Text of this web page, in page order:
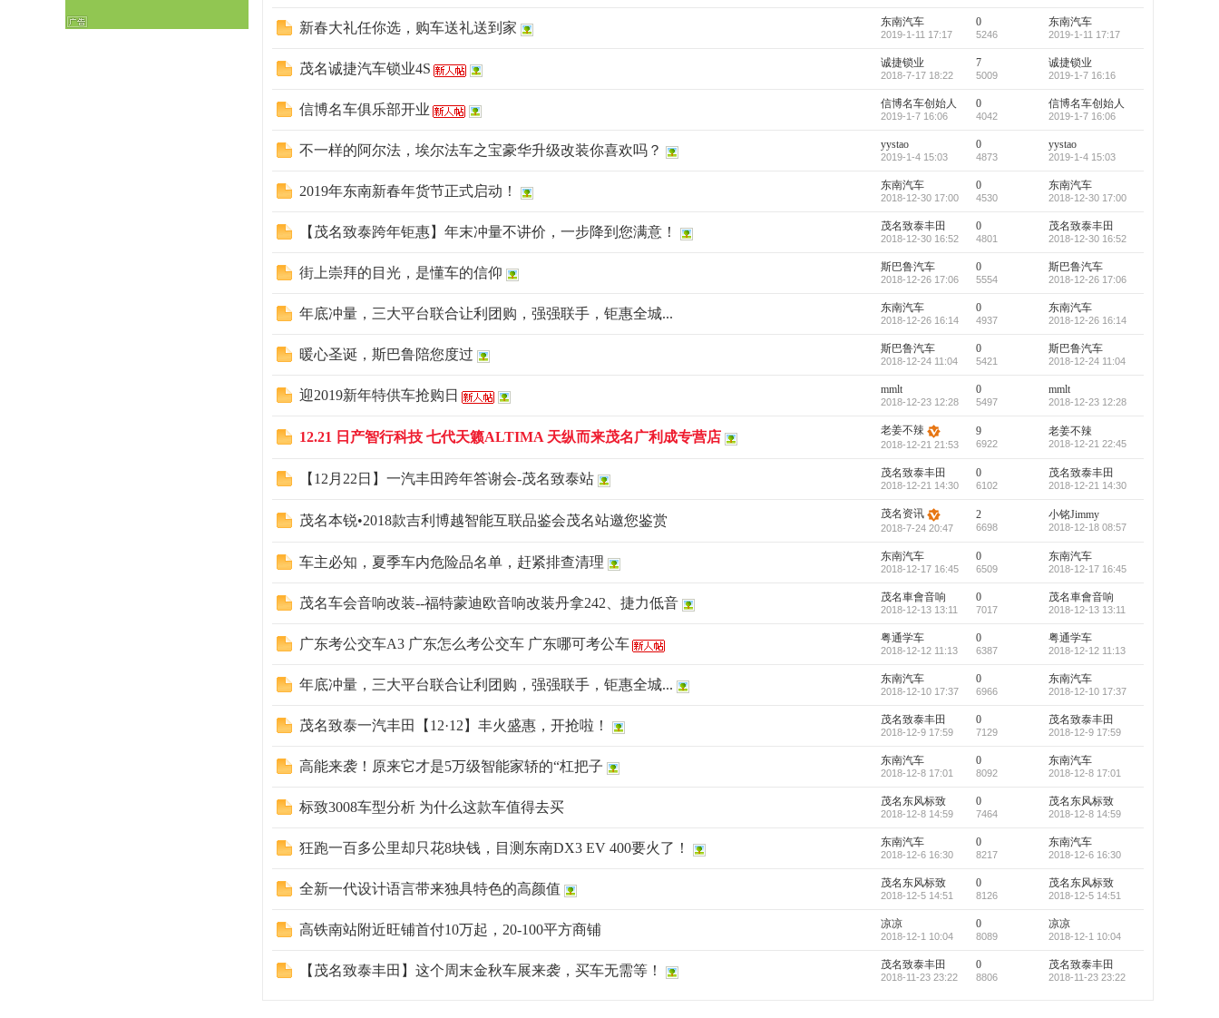
新春大礼任你选，购车送礼送到家 东南汽车
2019-1-11 17:17
0
5246
东南汽车
2019-1-11 17:17
茂名诚捷汽车锁业4S 诚捷锁业
2018-7-17 18:22
7
5009
诚捷锁业
2019-1-7 16:16
信博名车俱乐部开业 信博名车创始人
2019-1-7 16:06
0
4042
信博名车创始人
2019-1-7 16:06
不一样的阿尔法，埃尔法车之宝豪华升级改装你喜欢吗？ yystao
2019-1-4 15:03
0
4873
yystao
2019-1-4 15:03
2019年东南新春年货节正式启动！ 东南汽车
2018-12-30 17:00
0
4530
东南汽车
2018-12-30 17:00
【茂名致泰跨年钜惠】年末冲量不讲价，一步降到您满意！ 茂名致泰丰田
2018-12-30 16:52
0
4801
茂名致泰丰田
2018-12-30 16:52
街上崇拜的目光，是懂车的信仰 斯巴鲁汽车
2018-12-26 17:06
0
5554
斯巴鲁汽车
2018-12-26 17:06
年底冲量，三大平台联合让利团购，强强联手，钜惠全城... 东南汽车
2018-12-26 16:14
0
4937
东南汽车
2018-12-26 16:14
暖心圣诞，斯巴鲁陪您度过 斯巴鲁汽车
2018-12-24 11:04
0
5421
斯巴鲁汽车
2018-12-24 11:04
迎2019新年特供车抢购日 mmlt
2018-12-23 12:28
0
5497
mmlt
2018-12-23 12:28
12.21 日产智行科技 七代天籁ALTIMA 天纵而来茂名广利成专营店 老姜不辣
2018-12-21 21:53
9
6922
老姜不辣
2018-12-21 22:45
【12月22日】一汽丰田跨年答谢会-茂名致泰站 茂名致泰丰田
2018-12-21 14:30
0
6102
茂名致泰丰田
2018-12-21 14:30
茂名本锐•2018款吉利博越智能互联品鉴会茂名站邀您鉴赏 茂名资讯
2018-7-24 20:47
2
6698
小铭Jimmy
2018-12-18 08:57
车主必知，夏季车内危险品名单，赶紧排查清理 东南汽车
2018-12-17 16:45
0
6509
东南汽车
2018-12-17 16:45
茂名车会音响改装--福特蒙迪欧音响改装丹拿242、捷力低音 茂名車會音响
2018-12-13 13:11
0
7017
茂名車會音响
2018-12-13 13:11
广东考公交车A3 广东怎么考公交车 广东哪可考公车 粤通学车
2018-12-12 11:13
0
6387
粤通学车
2018-12-12 11:13
年底冲量，三大平台联合让利团购，强强联手，钜惠全城... 东南汽车
2018-12-10 17:37
0
6966
东南汽车
2018-12-10 17:37
茂名致泰一汽丰田【12·12】丰火盛惠，开抢啦！ 茂名致泰丰田
2018-12-9 17:59
0
7129
茂名致泰丰田
2018-12-9 17:59
高能来袭！原来它才是5万级智能家轿的“杠把子 东南汽车
2018-12-8 17:01
0
8092
东南汽车
2018-12-8 17:01
标致3008车型分析 为什么这款车值得去买 茂名东风标致
2018-12-8 14:59
0
7464
茂名东风标致
2018-12-8 14:59
狂跑一百多公里却只花8块钱，目测东南DX3 EV 400要火了！ 东南汽车
2018-12-6 16:30
0
8217
东南汽车
2018-12-6 16:30
全新一代设计语言带来独具特色的高颜值 茂名东风标致
2018-12-5 14:51
0
8126
茂名东风标致
2018-12-5 14:51
高铁南站附近旺铺首付10万起，20-100平方商铺 凉凉
2018-12-1 10:04
0
8089
凉凉
2018-12-1 10:04
【茂名致泰丰田】这个周末金秋车展来袭，买车无需等！ 茂名致泰丰田
2018-11-23 23:22
0
8806
茂名致泰丰田
2018-11-23 23:22